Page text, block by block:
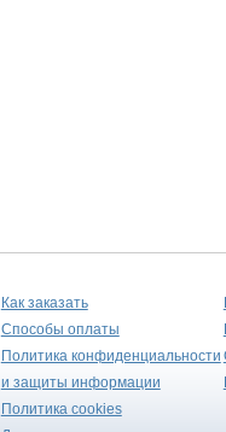
Как заказать
Способы оплаты
Политика конфиденциальности
и защиты информации
Политика cookies